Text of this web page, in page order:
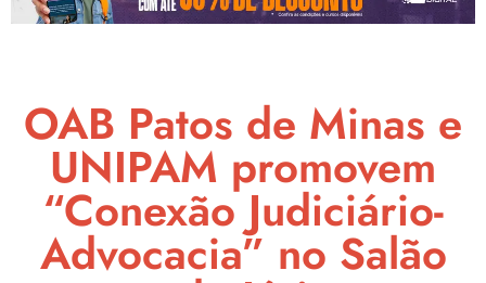
OAB Patos de Minas e
UNIPAM promovem
“Conexão Judiciário-
Advocacia” no Salão